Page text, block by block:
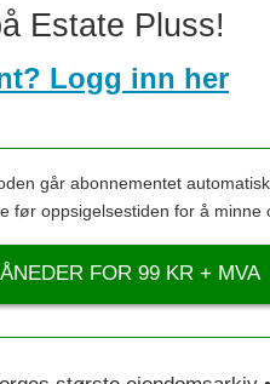
Estate Pluss!
Logg inn her
går abonnementet
før oppsigelsestiden for å minne
FOR 99 KR + MVA